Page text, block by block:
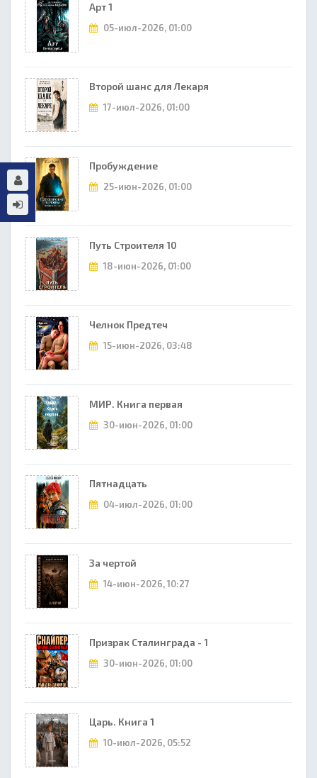
Арт 1
05-июл-2026, 01:00
Второй шанс для Лекаря
17-июл-2026, 01:00
Пробуждение
25-июн-2026, 01:00
Путь Строителя 10
18-июн-2026, 01:00
Челнок Предтеч
15-июн-2026, 03:48
МИР. Книга первая
30-июн-2026, 01:00
Пятнадцать
04-июл-2026, 01:00
За чертой
14-июн-2026, 10:27
Призрак Сталинграда - 1
30-июн-2026, 01:00
Царь. Книга 1
10-июл-2026, 05:52